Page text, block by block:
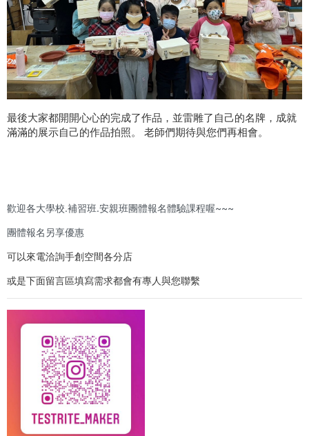
最後大家都開開心心的完成了作品，並雷雕了自己的名牌，成就
滿滿的展示自己的作品拍照。 老師們期待與您們再相會。
歡迎各大學校.補習班.安親班團體報名體驗課程喔~~~
團體報名另享優惠
可以來電洽詢手創空間各分店
或是下面留言區填寫需求都會有專人與您聯繫